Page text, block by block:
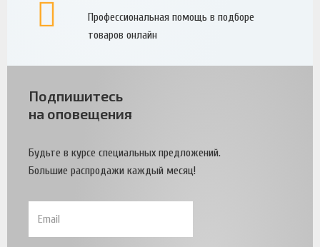
Профессиональная помощь в подборе
товаров онлайн
Подпишитесь
на оповещения
Будьте в курсе специальных предложений.
Большие распродажи каждый месяц!